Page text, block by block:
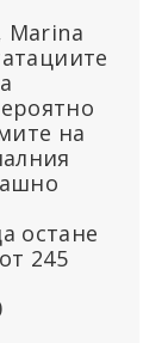
Marina
на
остане
245